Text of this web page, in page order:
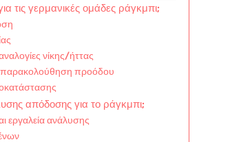
τις γερμανικές ομάδες ράγκμπι;
νίκης/ήττας
παρακολούθηση προόδου
απόδοσης για το ράγκμπι;
εργαλεία ανάλυσης